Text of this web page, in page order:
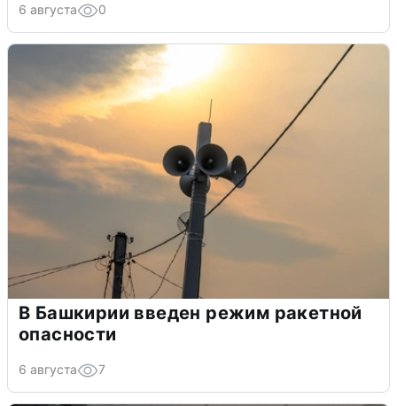
6 августа 0
В Башкирии введен режим ракетной
опасности
6 августа 7